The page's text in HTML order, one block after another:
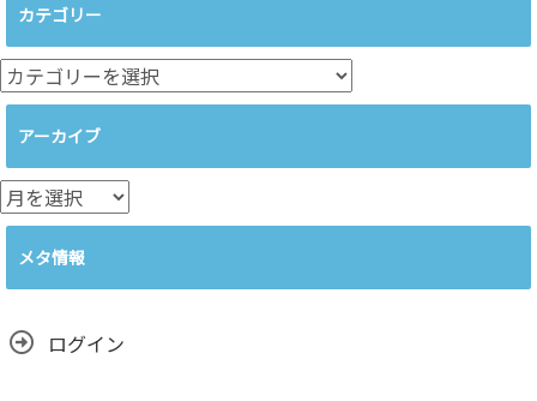
カテゴリー
カ
テ
リ
ー
アーカイブ
ア
ー
イ
メタ情報
ログイン